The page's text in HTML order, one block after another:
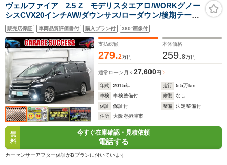
ヴェルファイア 2.5 Z モデリスタエアロ/WORKグノー
シスCVX20インチAW/ダウンサス/ローダウン/後期テール
レンズ/KUHLリヤウィング/ワンオフ2本出しマフラー/パ
ワースライドドア/シートカバー/後席モニター
販売店保証 車両品質評価書付 購入プラン付 360°画像付
支払総額
279.2万円
本体価格
259.8万円
通常ローン 月々27,600円
年式 2015年 走行 5.5万km
車検
車検整備付 修復
なし
保証
保証付 整備
法定整備付
住所
大阪府摂津市
無
料
今すぐ在庫確認・見積依頼
電話する
カーセンサーアフター保証がBプランに付いています